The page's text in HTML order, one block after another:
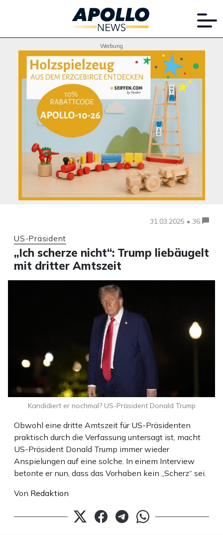
Werbung
31.03.2025 • 36
US-Präsident
„Ich scherze nicht“: Trump liebäugelt
mit dritter Amtszeit
Obwohl eine dritte Amtszeit für US-Präsidenten
praktisch durch die Verfassung untersagt ist, macht
US-Präsident Donald Trump immer wieder
Anspielungen auf eine solche. In einem Interview
betonte er nun, dass das Vorhaben kein „Scherz“ sei.
Von Redaktion
Kandidiert er nochmal? US-Präsident Donald Trump